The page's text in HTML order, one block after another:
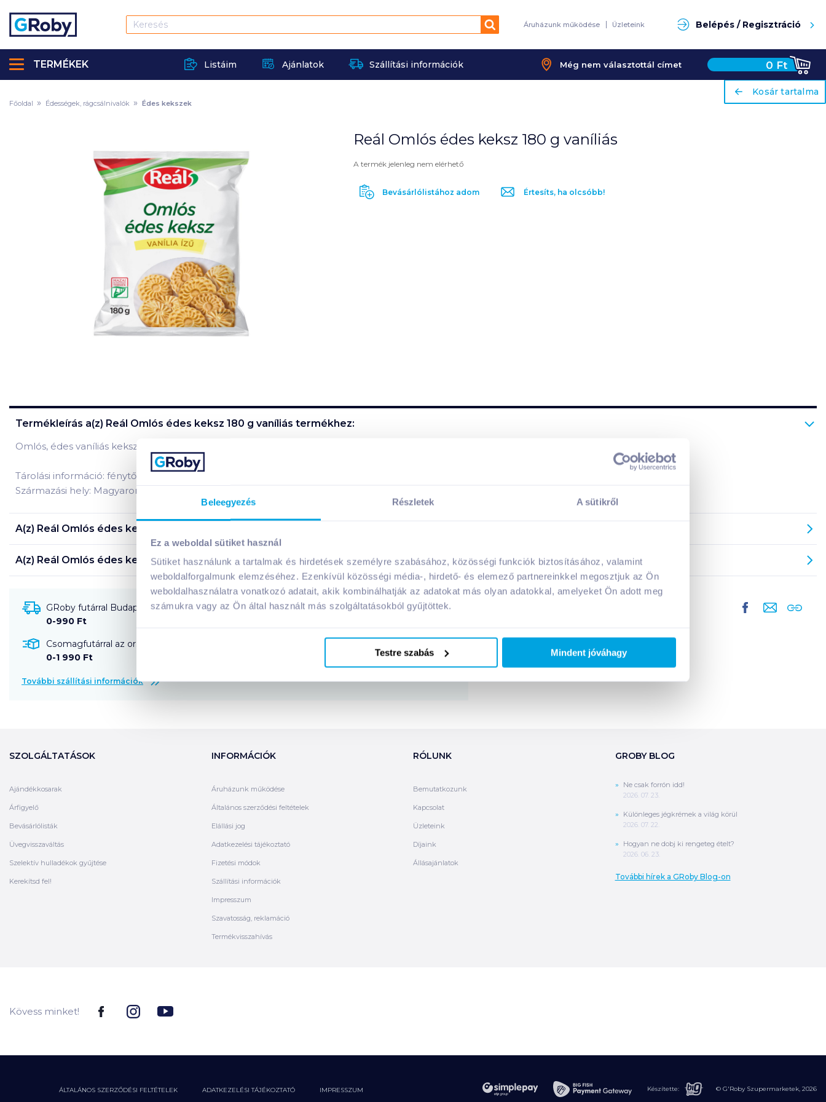
Beleegyezés Részletek A sütikről
Ez a weboldal sütiket használ
Sütiket használunk a tartalmak és hirdetések személyre szabásához, közösségi funkciók biztosításához, valamint
weboldalforgalmunk elemzéséhez. Ezenkívül közösségi média-, hirdető- és elemező partnereinkkel megosztjuk az Ön
weboldalhasználatra vonatkozó adatait, akik kombinálhatják az adatokat más olyan adatokkal, amelyeket Ön adott meg
számukra vagy az Ön által használt más szolgáltatásokból gyűjtöttek.
Testre szabás Mindent jóváhagy
Keresés Áruházunk működése Üzleteink Belépés / Regisztráció
Listáim Ajánlatok Szállítási információk Még nem választottál címet 0 Ft
TERMÉKEK
ariaLabel
Kosár tartalma
költséget nem tartalmazza. További
Főoldal Édességek, rágcsálnivalók Édes kekszek
Reál Omlós édes keksz 180 g vaníliás
A termék jelenleg nem elérhető
Bevásárlólistához adom Értesíts, ha olcsóbb!
Termékleírás a(z) Reál Omlós édes keksz 180 g vaníliás termékhez:
Omlós, édes vaníliás keksz.
Tárolási információ: fénytől védve száraz, hűvös helyen tárolandó!
Származási hely: Magyarország
A(z) Reál Omlós édes keksz 180 g vaníliás
A(z) Reál Omlós édes keksz 180 g vaníliástermék tápanyagai:
GRoby futárral Budapestre és környékére szállítható
0-990 Ft
Csomagfutárral az ország egész területére szállítható!
0-1 990 Ft
További szállítási információk
SZOLGÁLTATÁSOK
Ajándékkosarak
Árfigyelő
Bevásárlólisták
Üvegvisszaváltás
Szelektív hulladékok gyűjtése
Kerekítsd fel!
INFORMÁCIÓK
Áruházunk működése
Általános szerződési feltételek
Elállási jog
Adatkezelési tájékoztató
Fizetési módok
Szállítási információk
Impresszum
Szavatosság, reklamáció
Termékvisszahívás
RÓLUNK
Bemutatkozunk
Kapcsolat
Üzleteink
Díjaink
Állásajánlatok
GROBY BLOG
Ne csak forrón idd!
2026. 07. 23.
Különleges jégkrémek a világ körül
2026. 07. 22.
Hogyan ne dobj ki rengeteg ételt?
2026. 06. 23.
További hírek a GRoby Blog-on
Kövess minket!
ÁLTALÁNOS SZERZŐDÉSI FELTÉTELEK ADATKEZELÉSI TÁJÉKOZTATÓ IMPRESSZUM Készítette: © G'Roby Szupermarketek, 2026